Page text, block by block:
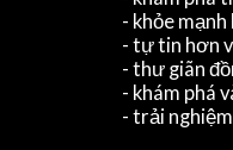
- khỏe
- tự tin hơn
- thư giãn
- khám phá
- trải